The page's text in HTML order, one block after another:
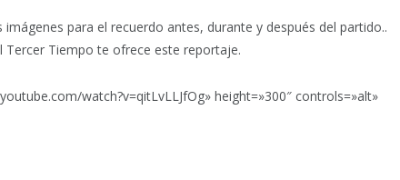
para el recuerdo antes, durante y después del partido..
Tercer Tiempo te ofrece este reportaje.
watch?v=qitLvLLJfOg» height=»300″ controls=»alt»